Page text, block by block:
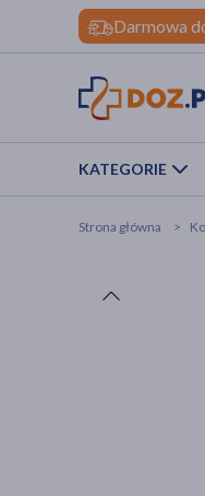
Darmowa
KATEGORIE
Strona główna